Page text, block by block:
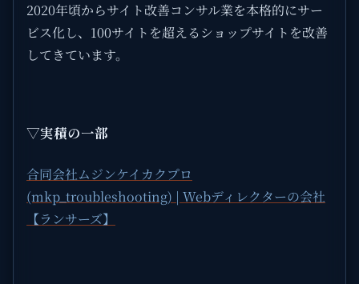
2020年頃からサイト改善コンサル業を本格的にサー
ビス化し、100サイトを超えるショップサイトを改善
してきています。
▽実積の一部
合同会社ムジンケイカクプロ
(mkp_troubleshooting) | Webディレクターの会社
【ランサーズ】